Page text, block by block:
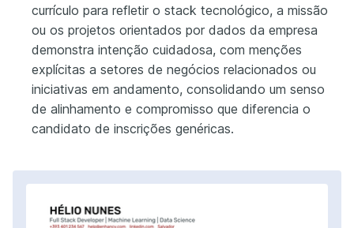
currículo para refletir o stack tecnológico, a missão
ou os projetos orientados por dados da empresa
demonstra intenção cuidadosa, com menções
explícitas a setores de negócios relacionados ou
iniciativas em andamento, consolidando um senso
de alinhamento e compromisso que diferencia o
candidato de inscrições genéricas.